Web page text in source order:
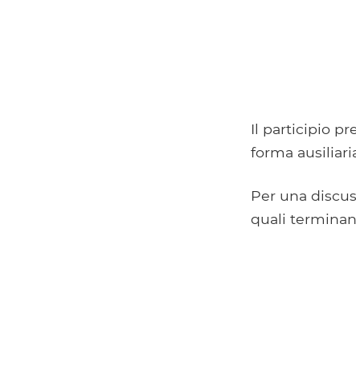
Il participio
forma
Per una
quali